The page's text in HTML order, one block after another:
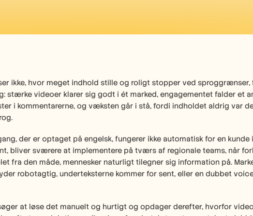
ikke, hvor meget indhold stille og roligt stopper ved
stærke videoer klarer sig godt i ét marked, engagementet falder et
i kommentarerne, og væksten går i stå, fordi indholdet aldrig var
der er optaget på engelsk, fungerer ikke automatisk for en
bliver sværere at implementere på tværs af regionale teams, når
fra den måde, mennesker naturligt tilegner sig information på.
robotagtig, underteksterne kommer for sent, eller en dubbet
at løse det manuelt og hurtigt og opdager derefter, hvorfor